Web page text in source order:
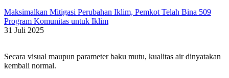
Maksimalkan Mitigasi Perubahan Iklim, Pemkot Telah Bina 509
Program Komunitas untuk Iklim
31 Juli 2025
Secara visual maupun parameter baku mutu, kualitas air dinyatakan
kembali normal.